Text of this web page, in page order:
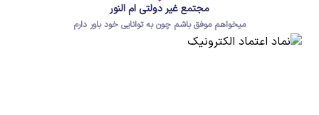
مجتمع غیر دولتی ام النور
میخواهم موفق باشم چون به توانایی خود باور دارم